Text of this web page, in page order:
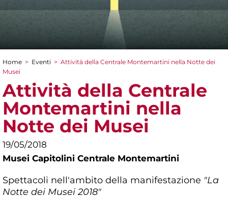
Tu sei qui
Home > Eventi > Attività della Centrale Montemartini nella Notte dei
Musei
Attività della Centrale
Montemartini nella
Notte dei Musei
19/05/2018
Musei Capitolini Centrale Montemartini
Spettacoli nell'ambito della manifestazione "La
Notte dei Musei 2018"